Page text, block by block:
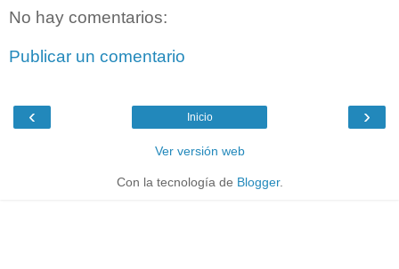
No hay comentarios:
Publicar un comentario
‹ ›
Inicio
Ver versión web
Con la tecnología de Blogger.